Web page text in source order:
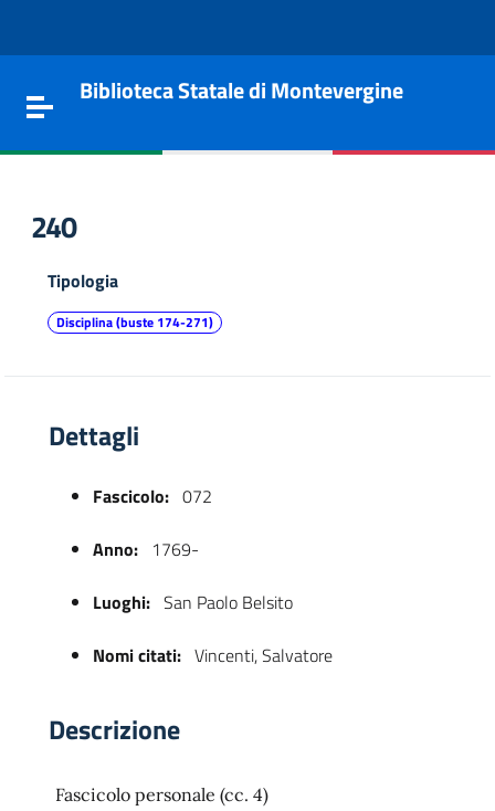
Toggle navigation
Biblioteca Statale di Montevergine
240
Tipologia
Disciplina (buste 174-271)
Dettagli
Fascicolo: 072
Anno: 1769-
Luoghi: San Paolo Belsito
Nomi citati: Vincenti, Salvatore
Descrizione
Fascicolo personale (cc. 4)